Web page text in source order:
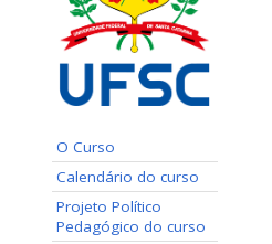
O Curso
Calendário do curso
Projeto Político
Pedagógico do curso